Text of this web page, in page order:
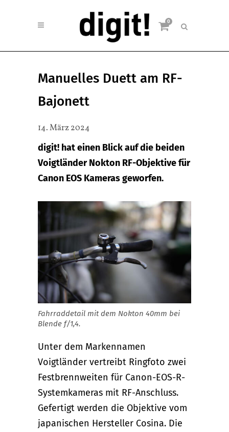
0
Manuelles Duett am RF-
Bajonett
14. März 2024
digit! hat einen Blick auf die beiden
Voigtländer Nokton RF-Objektive für
Canon EOS Kameras geworfen.
Fahrraddetail mit dem Nokton 40mm bei
Blende f/1,4.
Unter dem Markennamen
Voigtländer vertreibt Ringfoto zwei
Festbrennweiten für Canon-EOS-R-
Systemkameras mit RF-Anschluss.
Gefertigt werden die Objektive vom
japanischen Hersteller Cosina. Die